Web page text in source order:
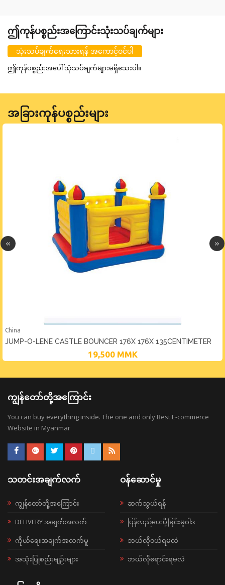
ဤကုန်ပစ္စည်းအကြောင်းသုံးသပ်ချက်များ
သုံးသပ်ချက်ရေးသားရန် အကောင့်ဝင်ပါ
ဤကုန်ပစ္စည်းအပေါ် သုံသပ်ချက်များမရှိသေးပါ။
အခြားကုန်ပစ္စည်းများ
China
JUMP-O-LENE CASTLE BOUNCER 176X 176X 135CENTIMETER
19,500 MMK
ကျွန်တော်တို့အကြောင်း
You can buy everything inside. The one and only Best E-commerce
Website in Myanmar
သတင်းအချက်လက်
ကျွန်တော်တို့အကြောင်း
DELIVERY အချက်အလက်
ကိုယ်ရေးအချက်အလက်မူ
အသုံးပြုစည်းမျဉ်းများ
ဝန်ဆောင်မှု
ဆက်သွယ်ရန်
ပြန်လည်ပေးပို့ခြင်းမူဝါဒ
ဘယ်လို၀ယ်ရမလဲ
ဘယ်လိုရောင်းရမလဲ